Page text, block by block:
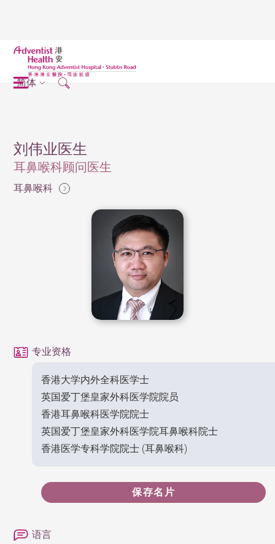
简体
刘伟业医生
耳鼻喉科顾问医生
耳鼻喉科
专业资格
香港大学内外全科医学士
英国爱丁堡皇家外科医学院院员
香港耳鼻喉科医学院院士
英国爱丁堡皇家外科医学院耳鼻喉科院士
香港医学专科学院院士 (耳鼻喉科)
保存名片
语言